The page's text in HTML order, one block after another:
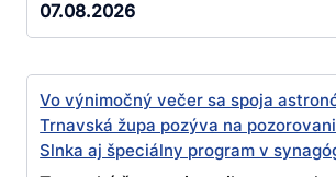
07.08.2026
Vo výnimočný večer sa spoja
Trnavská župa pozýva na
Slnka aj špeciálny program v